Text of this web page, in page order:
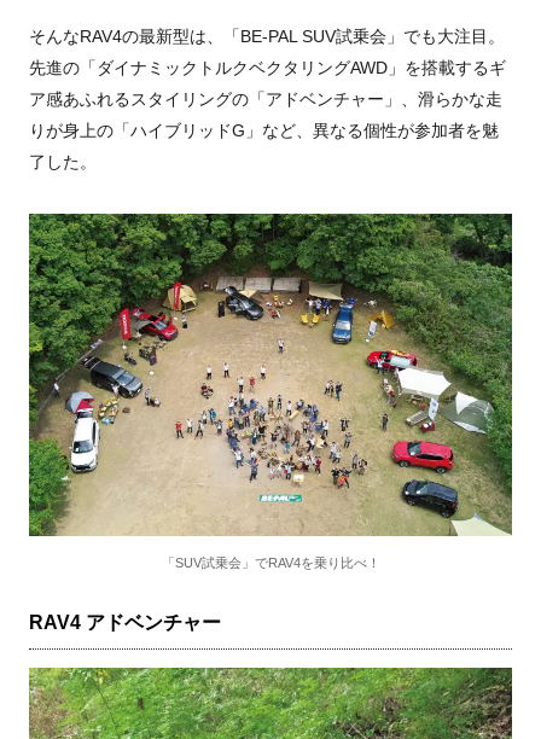
そんなRAV4の最新型は、「BE-PAL SUV試乗会」でも大注目。
先進の「ダイナミックトルクベクタリングAWD」を搭載するギ
ア感あふれるスタイリングの「アドベンチャー」、滑らかな走
りが身上の「ハイブリッドG」など、異なる個性が参加者を魅
了した。
「SUV試乗会」でRAV4を乗り比べ！
RAV4 アドベンチャー